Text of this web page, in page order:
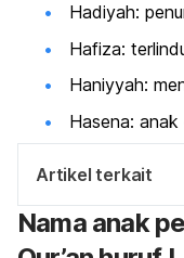
Hadiyah:
Hafiza:
Haniyyah:
Hasena:
Artikel terkait
Nama anak